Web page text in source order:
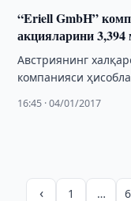
“Eriell GmbH”
акцияларини
Австриянинг
компанияси
олди.
16:45 · 04/01/2017
‹ 1 …